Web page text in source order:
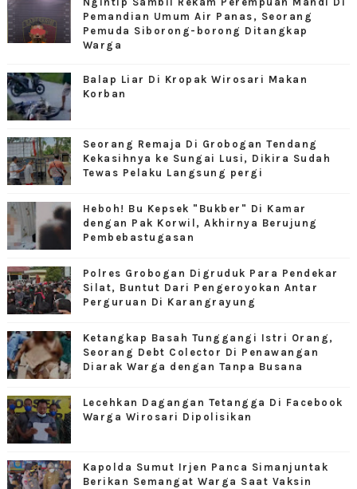
Pemandian Umum Air Panas, Seorang
Pemuda Siborong-borong Ditangkap
Warga
Balap Liar Di Kropak Wirosari Makan
Korban
Seorang Remaja Di Grobogan Tendang
Kekasihnya ke Sungai Lusi, Dikira Sudah
Tewas Pelaku Langsung pergi
Heboh! Bu Kepsek "Bukber" Di Kamar
dengan Pak Korwil, Akhirnya Berujung
Pembebastugasan
Polres Grobogan Digruduk Para Pendekar
Silat, Buntut Dari Pengeroyokan Antar
Perguruan Di Karangrayung
Ketangkap Basah Tunggangi Istri Orang,
Seorang Debt Colector Di Penawangan
Diarak Warga dengan Tanpa Busana
Lecehkan Dagangan Tetangga Di Facebook
Warga Wirosari Dipolisikan
Kapolda Sumut Irjen Panca Simanjuntak
Berikan Semangat Warga Saat Vaksin